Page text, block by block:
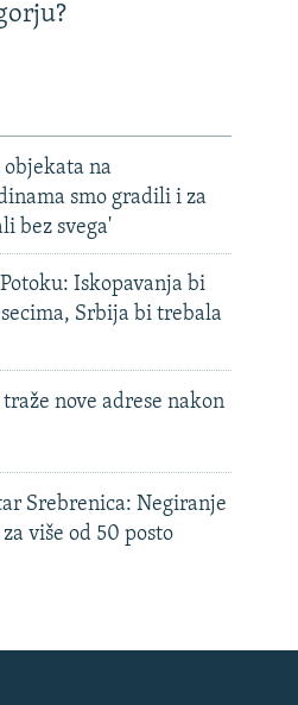
na
smo gradili i za
bez svega'
Iskopavanja bi
Srbija bi trebala
nove adrese nakon
Srebrenica: Negiranje
više od 50 posto